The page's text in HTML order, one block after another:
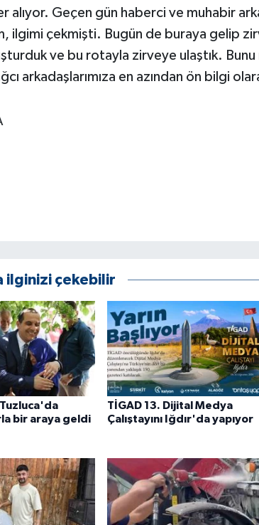
alıyor. Geçen gün haberci ve muhabir
ilgimi çekmişti. Bugün de buraya gelip
ve bu rotayla zirveye ulaştık.
arkadaşlarımıza en azından ön bilgi
ilginizi çekebilir
bir araya geldi
TİGAD 13. Dijital Medya
Çalıştayını Iğdır'da yapıyor